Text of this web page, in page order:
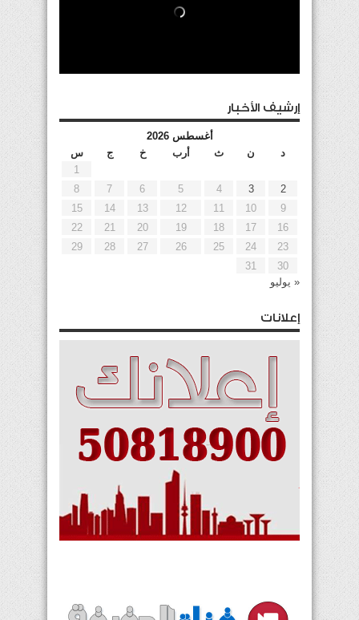
إرشيف الأخبار
أغسطس 2026
د
ن ث أرب خ ج
س
1
2
3
4
5
6
7
8
9
10
11
12
13
14
15
16
17
18
19
20
21
22
23
24
25
26
27
28
29
30
31
« يوليو
إعلانات